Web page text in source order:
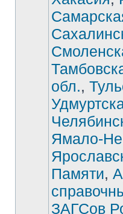
обл.,
Ямало-
Памяти,
ЗАГСов